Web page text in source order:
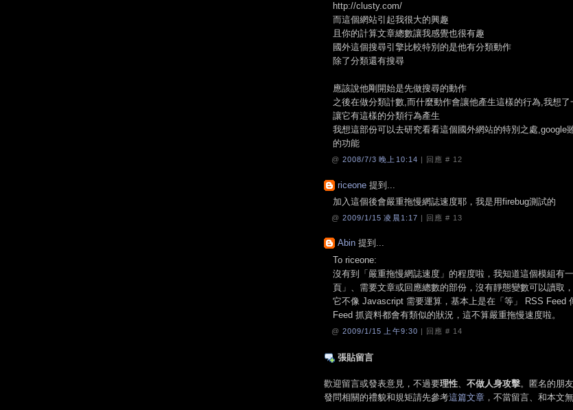
http://clusty.com/
而這個網站引起我很大的興趣
且你的計算文章總數讓我感覺也很有趣
國外這個搜尋引擎比較特別的是他有分類動作
除了分類還有搜尋
應該說他剛開始是先做搜尋的動作
之後在做分類計數,而什麼動作會讓他產生這樣的行為,我想
讓它有這樣的分類行為產生
我想這部份可以去研究看看這個國外網站的特別之處
的功能
@ 2008/7/3 晚上10:14 | 回應 # 12
riceone 提到...
加入這個後會嚴重拖慢網誌速度耶，我是用firebug測試的
@ 2009/1/15 凌晨1:17 | 回應 # 13
Abin 提到...
To riceone:
沒有到「嚴重拖慢網誌速度」的程度啦，我知道這個模組有
頁」、需要文章或回應總數的部份，沒有靜態變數可以讀取
它不像 Javascript 需要運算，基本上是在「等」 RSS Feed
Feed 抓資料都會有類似的狀況，這不算嚴重拖慢速度啦。
@ 2009/1/15 上午9:30 | 回應 # 14
張貼留言
歡迎留言或發表意見，不過要理性 不做人身攻擊。匿名的朋
發問相關的禮貌和規矩請先參考這篇文章 ，不當留言、和本文